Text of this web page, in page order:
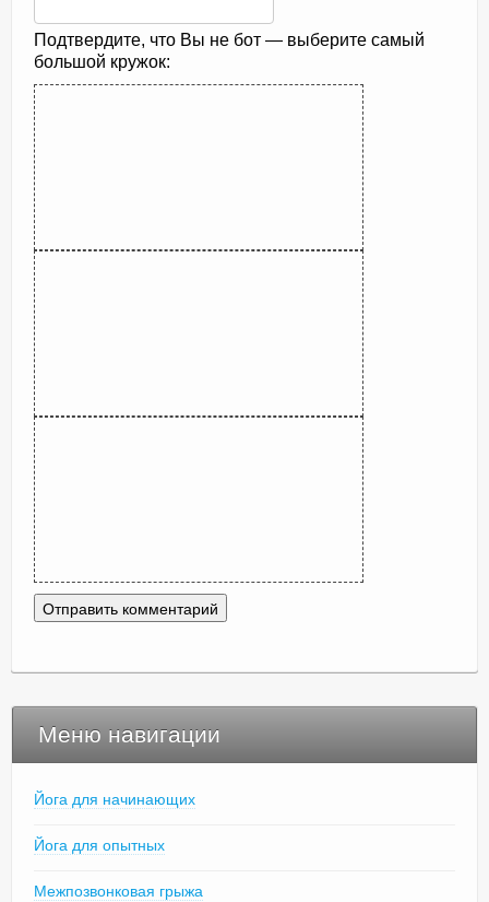
Подтвердите, что Вы не бот — выберите самый
большой кружок:
Меню навигации
Йога для начинающих
Йога для опытных
Межпозвонковая грыжа